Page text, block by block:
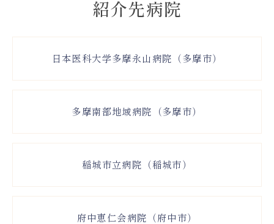
紹介先病院
日本医科大学多摩永山病院（多摩市）
多摩南部地域病院（多摩市）
稲城市立病院（稲城市）
府中恵仁会病院（府中市）